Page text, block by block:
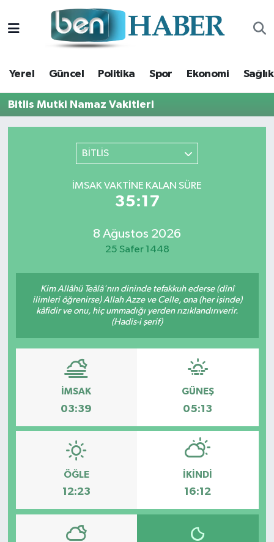
Yerel Güncel Politika Spor Ekonomi Sağlık
Bitlis Mutki Namaz Vakitleri
BİTLİS
İMSAK VAKTINE KALAN SÜRE
35:16
8 Ağustos 2026
25 Safer 1448
Kim Allâhü Teâlâ'nın dininde tefakkuh ederse (dînî
ilimleri öğrenirse) Allah Azze ve Celle, ona (her işinde)
kâfidir ve onu, hiç ummadığı yerden rızıklandırıverir.
(Hadis-i şerif)
İMSAK
03:39
GÜNEŞ
05:13
ÖĞLE
12:23
İKINDI
16:12
Yerel
Güncel
Politika
Resmi Reklam
Hava Durumu
Trafik Durumu
Süper Lig Puan Durumu ve Fikstür